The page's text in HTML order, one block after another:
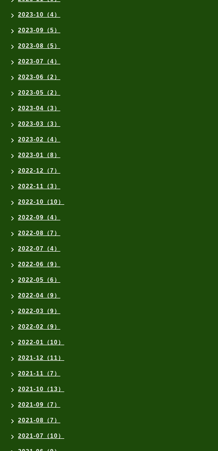
2023-10（4）
2023-09（5）
2023-08（5）
2023-07（4）
2023-06（2）
2023-05（2）
2023-04（3）
2023-03（3）
2023-02（4）
2023-01（8）
2022-12（7）
2022-11（3）
2022-10（10）
2022-09（4）
2022-08（7）
2022-07（4）
2022-06（9）
2022-05（6）
2022-04（9）
2022-03（9）
2022-02（9）
2022-01（10）
2021-12（11）
2021-11（7）
2021-10（13）
2021-09（7）
2021-08（7）
2021-07（10）